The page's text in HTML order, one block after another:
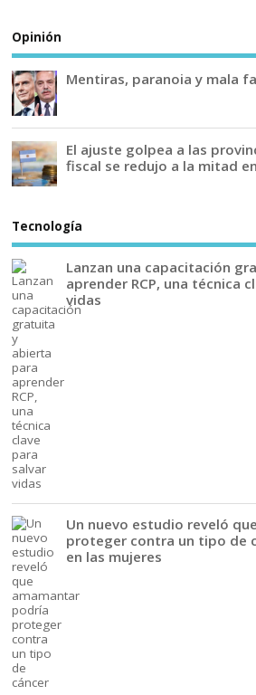
Opinión
Mentiras, paranoia y mala
El ajuste golpea a las
fiscal se redujo a la mitad
Tecnología
Lanzan una capacitación
aprender RCP, una técnica
vidas
Un nuevo estudio reveló
proteger contra un tipo de
en las mujeres